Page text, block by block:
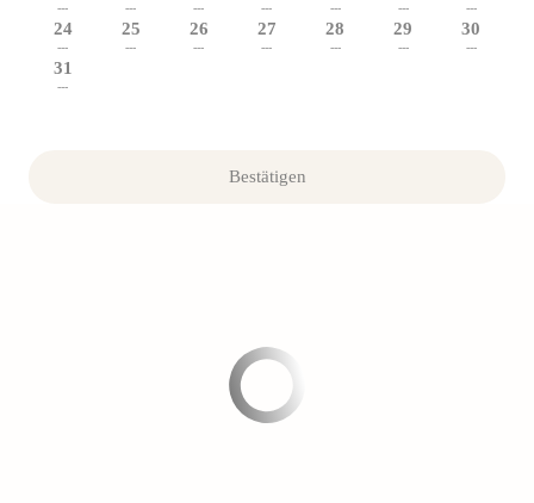
--- --- --- --- --- --- ---
24
---
25
---
26
---
27
---
28
---
29
---
30
---
31
---
Bestätigen